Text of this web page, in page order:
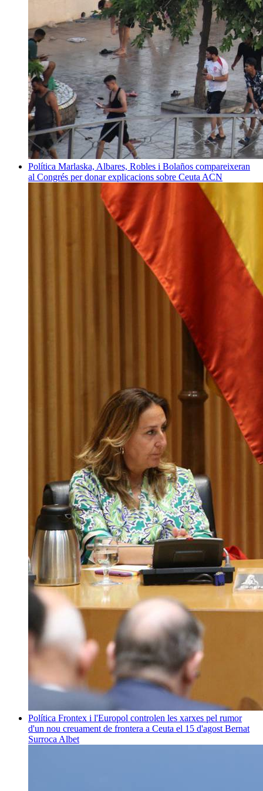
Política Marlaska, Albares, Robles i Bolaños compareixeran
al Congrés per donar explicacions sobre Ceuta ACN
Política Frontex i l'Europol controlen les xarxes pel rumor
d'un nou creuament de frontera a Ceuta el 15 d'agost Bernat
Surroca Albet